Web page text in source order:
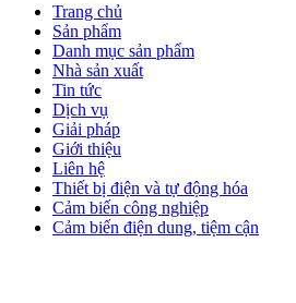
Trang chủ
Sản phẩm
Danh mục sản phẩm
Nhà sản xuất
Tin tức
Dịch vụ
Giải pháp
Giới thiệu
Liên hệ
Thiết bị điện và tự động hóa
Cảm biến công nghiệp
Cảm biến điện dung, tiệm cận